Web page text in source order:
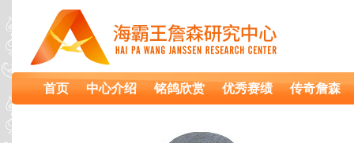
首页 中心介绍 铭鸽欣赏 优秀赛绩 传奇詹森